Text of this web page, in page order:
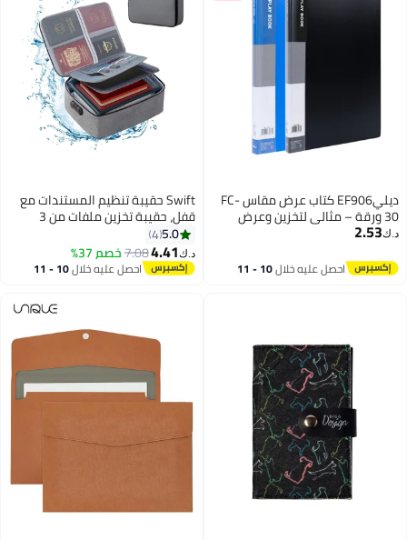
ديليEF906 كتاب عرض مقاس FC-
30 ورقة – مثالي لتخزين وعرض
وتنظيم الوثائق
د.ك‏2.53
احصل عليه خلال 10 - 11
Swift حقيبة تنظيم المستندات مع
قفل، حقيبة تخزين ملفات من 3
طبقات مع سحاب مقاوم للماء، آمنة
محمولة للسفر والكمبيوتر
المحمول والملفات والشهادات
والهدايا - رمادي
5.0
4
د.ك‏4.41
7.08خصم 37%
احصل عليه خلال 10 - 11